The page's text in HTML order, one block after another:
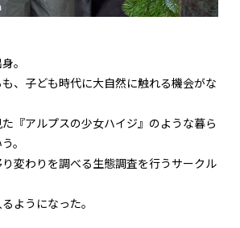
。
、子ども時代に大自然に触れる機会がな
『アルプスの少女ハイジ』のような暮ら
。
変わりを調べる生態調査を行うサークル
ようになった。